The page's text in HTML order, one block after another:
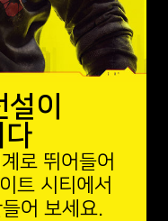
이
다
로 뛰어들어
트 시티에서
어 보세요.